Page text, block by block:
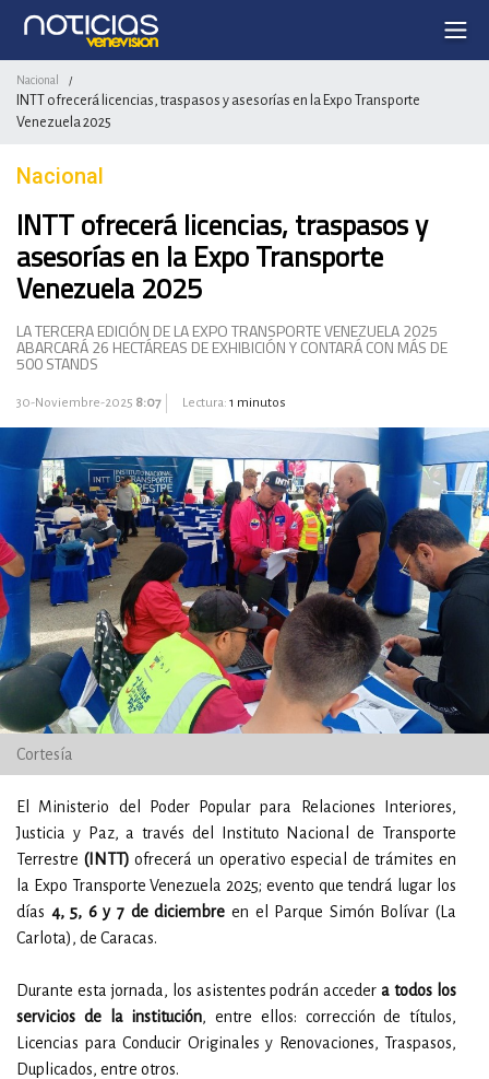
Nacional /
INTT ofrecerá licencias, traspasos y asesorías en la Expo Transporte
Venezuela 2025
Nacional
INTT ofrecerá licencias, traspasos y
asesorías en la Expo Transporte
Venezuela 2025
LA TERCERA EDICIÓN DE LA EXPO TRANSPORTE VENEZUELA 2025
ABARCARÁ 26 HECTÁREAS DE EXHIBICIÓN Y CONTARÁ CON MÁS DE
500 STANDS
30-Noviembre-2025 8:07 Lectura: 1 minutos
Cortesía
El Ministerio del Poder Popular para Relaciones Interiores,
Justicia y Paz, a través del Instituto Nacional de Transporte
Terrestre (INTT) ofrecerá un operativo especial de trámites en
la Expo Transporte Venezuela 2025; evento que tendrá lugar los
días 4, 5, 6 y 7 de diciembre en el Parque Simón Bolívar (La
Carlota), de Caracas.
Durante esta jornada, los asistentes podrán acceder a todos los
servicios de la institución, entre ellos: corrección de títulos,
Licencias para Conducir Originales y Renovaciones, Traspasos,
Duplicados, entre otros.